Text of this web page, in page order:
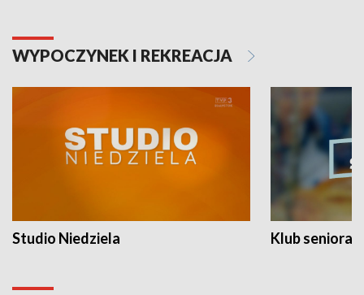
WYPOCZYNEK I REKREACJA
Studio Niedziela Klub seniora